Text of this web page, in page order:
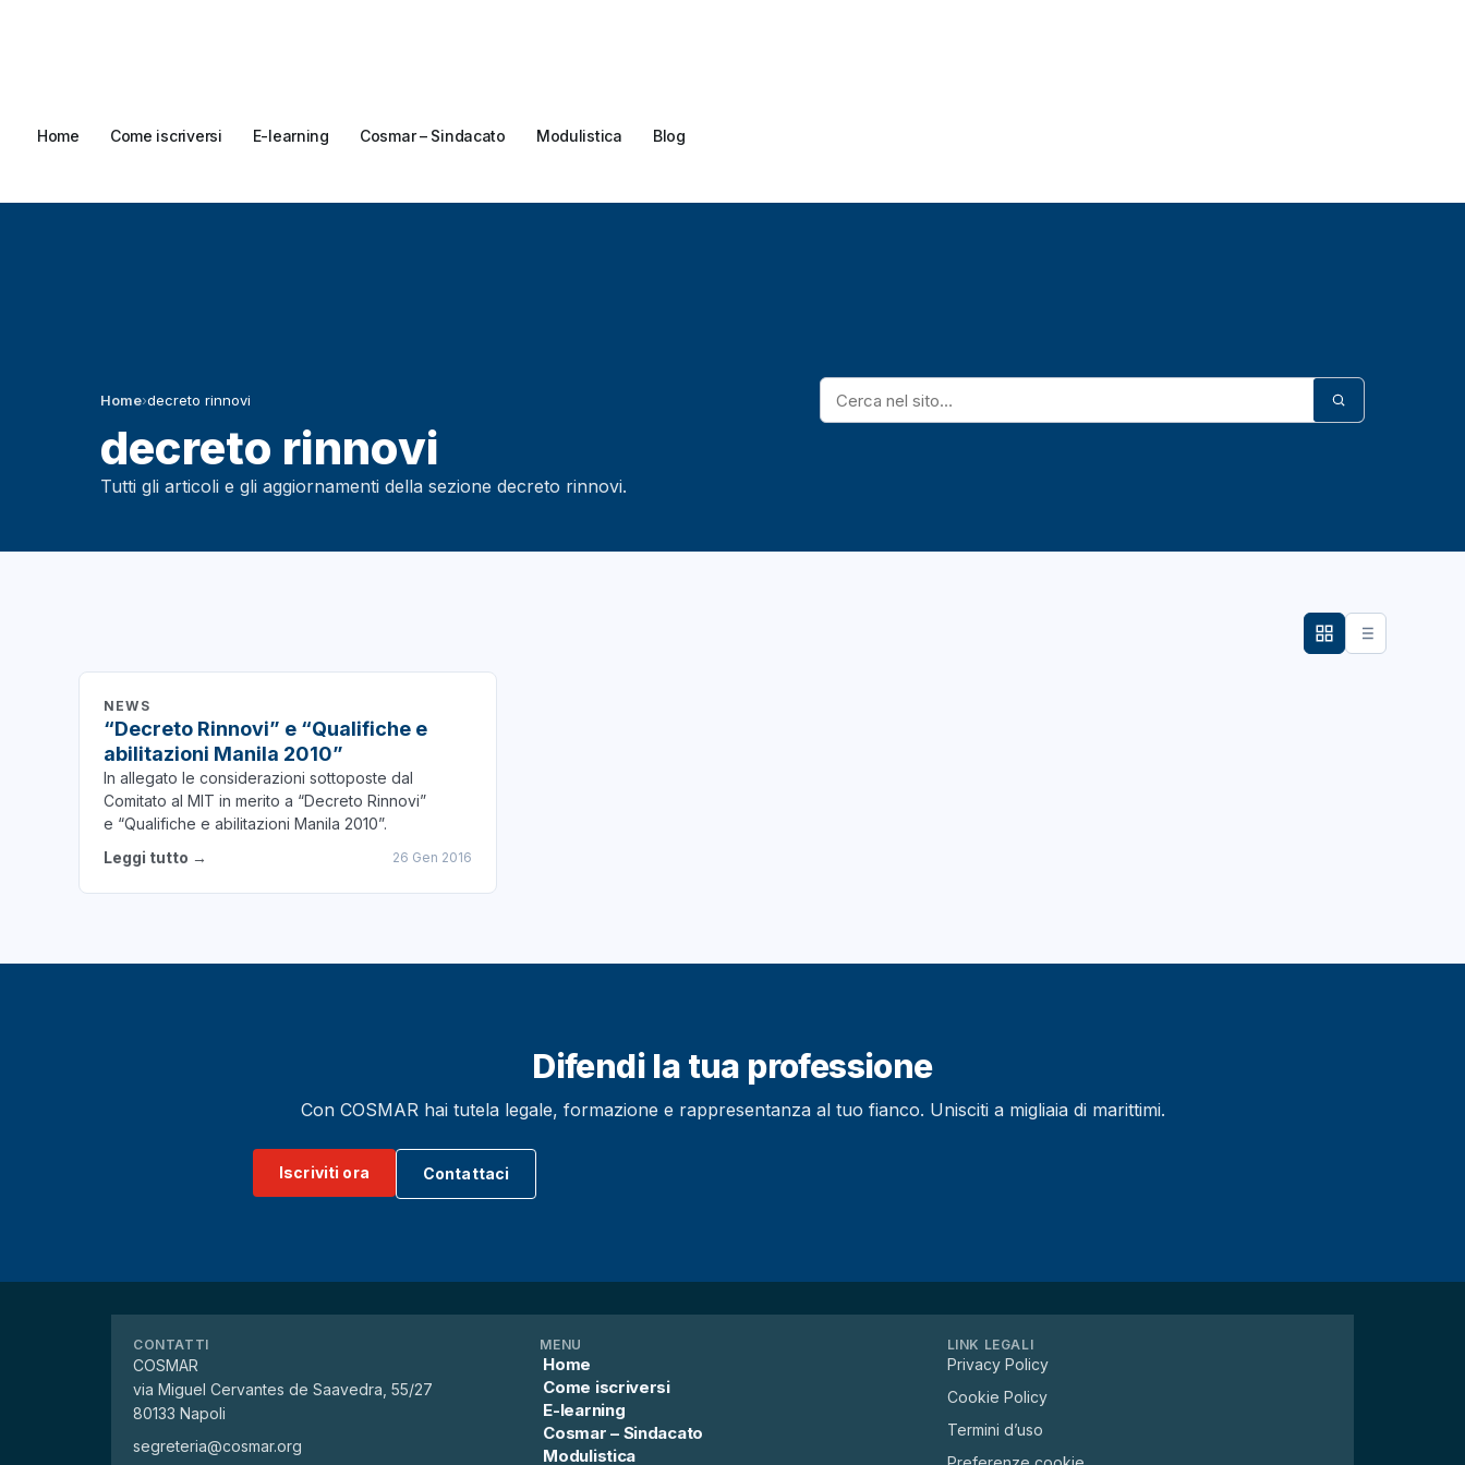
Home Come iscriversi E-learning Cosmar – Sindacato Modulistica Blog
Home›decreto rinnovi
decreto rinnovi
Tutti gli articoli e gli aggiornamenti della sezione decreto rinnovi.
NEWS
“Decreto Rinnovi” e “Qualifiche e
abilitazioni Manila 2010”
In allegato le considerazioni sottoposte dal
Comitato al MIT in merito a “Decreto Rinnovi”
e “Qualifiche e abilitazioni Manila 2010”.
Leggi tutto →
26 Gen 2016
Difendi la tua professione
Con COSMAR hai tutela legale, formazione e rappresentanza al tuo fianco. Unisciti a migliaia di marittimi.
Iscriviti ora Contattaci
CONTATTI
COSMAR
via Miguel Cervantes de Saavedra, 55/27
80133 Napoli
segreteria@cosmar.org
MENU
Home
Come iscriversi
E-learning
Cosmar – Sindacato
Modulistica
LINK LEGALI
Privacy Policy
Cookie Policy
Termini d’uso